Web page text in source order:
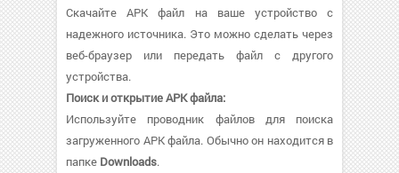
Скачайте APK файл на ваше устройство с
надежного источника. Это можно сделать через
веб-браузер или передать файл с другого
устройства.
Поиск и открытие APK файла:
Используйте проводник файлов для поиска
загруженного APK файла. Обычно он находится в
папке Downloads.